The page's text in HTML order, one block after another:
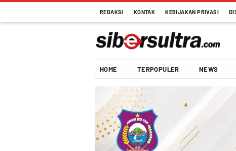
REDAKSI KONTAK KEBIJAKAN PRIVASI
HOME TERPOPULER NEWS